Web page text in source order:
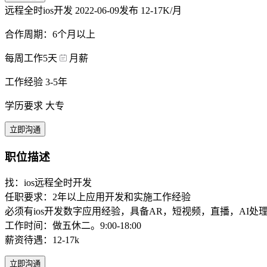
远程全时ios开发 2022-06-09发布 12-17K/月
合作周期：6个月以上
每周工作5天 月薪
工作经验 3-5年
学历要求 大专
立即沟通
职位描述
找：ios远程全时开发
任职要求：2年以上应用开发和实施工作经验
必须有ios开发数字应用经验，具备AR，短视频，直播，AI处
工作时间：做五休二。9:00-18:00
薪资待遇：12-17k
立即沟通